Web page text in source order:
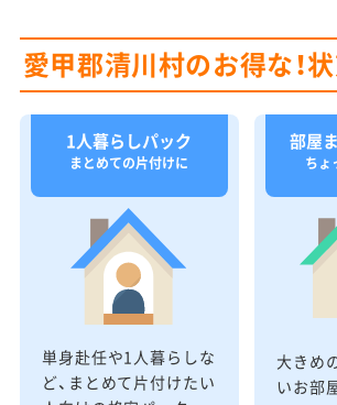
愛甲郡清川村のお得な！
1人暮らしパック
まとめての片付けに
単身赴任や1人暮らしな
ど、まとめて片付けたい
部屋
ちょ
大きめ
いお部